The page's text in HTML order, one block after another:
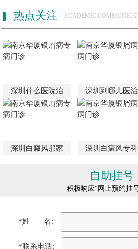
热点关注 ACADEMIC
深圳什么医院治 深圳到哪儿医治
深圳白癜风那家 深圳白癜风专科
自助挂号
积极响应“网上预约挂
*姓 名:
*联系电话: